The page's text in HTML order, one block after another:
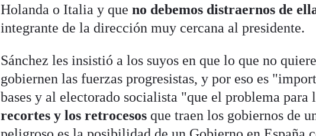
Holanda o Italia y que no debemos distraernos de
integrante de la dirección muy cercana al presidente.
Sánchez les insistió a los suyos en que lo que no
gobiernen las fuerzas progresistas, y por eso es
bases y al electorado socialista "que el problema para
recortes y los retrocesosque traen los gobiernos de